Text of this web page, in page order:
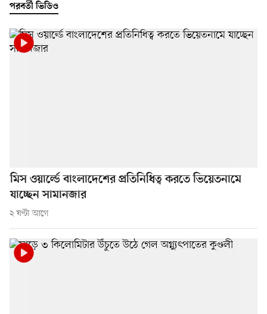
পরবর্তী ভিডিও
মিস ওয়ার্ল্ডে বাংলাদেশের প্রতিনিধিত্ব করতে ভিয়েতনামে
যাচ্ছেন সামানজার
২ ঘণ্টা আগে